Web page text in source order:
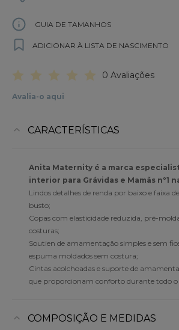
GUIA DE TAMANHOS
ADICIONAR À LISTA DE NASCIMENTO
0 Avaliações
Avalia-o aqui
CARACTERÍSTICAS
Anita Maternity é a marca
interior para Grávidas e Mamãs nº1
Lindos detalhes de renda por baixo e faixa
busto;
Copas com elasticidade reduzida, pré-
costuras;
Soutien de amamentação simples e sem
espuma moldados sem costura;
Cintas acolchoadas e suporte de
que proporcionam conforto durante todo o
COMPOSIÇÃO E MEDIDAS